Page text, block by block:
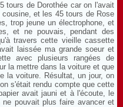
tours de Dorothée car on l'avait
et les 45 tours de Rose
trop jeune un électrophone, et
et ne pouvais, pendant des
travers cette vieille cassette
laissée ma grande soeur et
avec plusieurs rangées de
la mettre dans la voiture et que
la voiture. Résultat, un jour, on
s'était rendu compte que cette
avait jauni et à l'écoute, le
pouvait plus faire avancer et